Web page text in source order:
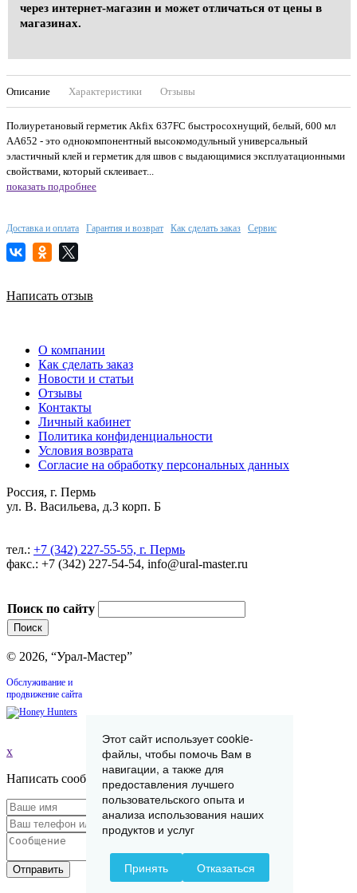
через интернет-магазин и может отличаться от цены в
магазинах.
Описание Характеристики Отзывы
Полиуретановый герметик Akfix 637FC быстросохнущий, белый, 600 мл
AA652 - это однокомпонентный высокомодульный универсальный
эластичный клей и герметик для швов с выдающимися эксплуатационными
свойствами, который склеивает...
показать подробнее
Доставка и оплата Гарантия и возврат Как сделать заказ Сервис
Написать отзыв
О компании
Как сделать заказ
Новости и статьи
Отзывы
Контакты
Личный кабинет
Политика конфиденциальности
Условия возврата
Согласие на обработку персональных данных
Россия, г. Пермь
ул. В. Васильева, д.3 корп. Б
тел.: +7 (342) 227-55-55, г. Пермь
факс.: +7 (342) 227-54-54, info@ural-master.ru
Поиск по сайту
© 2026, “Урал-Мастер”
Обслуживание и
продвижение сайта
x
Написать сообщение
Отправить
Этот сайт использует cookie-
файлы, чтобы помочь Вам в
навигации, а также для
предоставления лучшего
пользовательского опыта и
анализа использования наших
продуктов и услуг
Принять Отказаться